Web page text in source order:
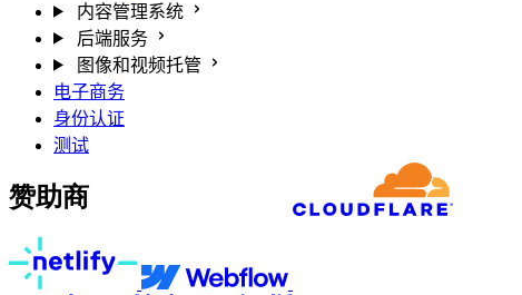
内容管理系统
后端服务
图像和视频托管
电子商务
身份认证
测试
赞助商